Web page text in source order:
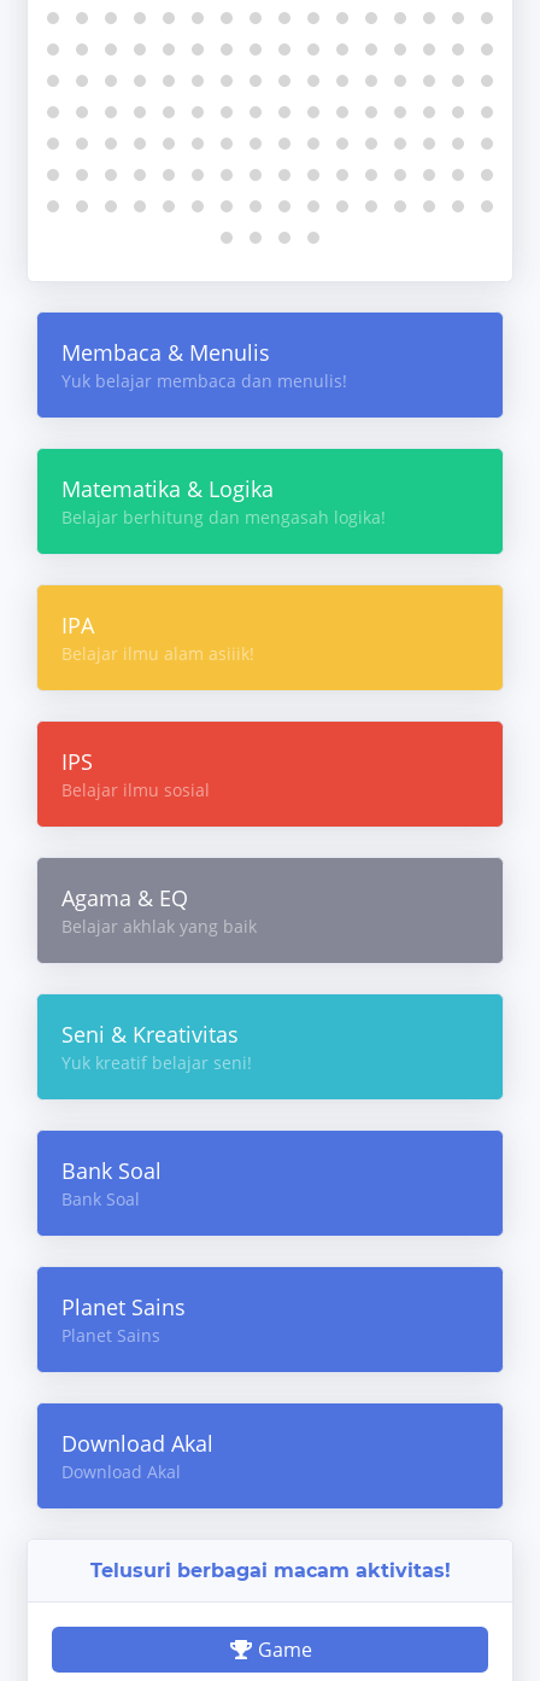
Membaca & Menulis
Yuk belajar membaca dan menulis!
Matematika & Logika
Belajar berhitung dan mengasah logika!
IPA
Belajar ilmu alam asiiik!
IPS
Belajar ilmu sosial
Agama & EQ
Belajar akhlak yang baik
Seni & Kreativitas
Yuk kreatif belajar seni!
Bank Soal
Bank Soal
Planet Sains
Planet Sains
Download Akal
Download Akal
Telusuri berbagai macam aktivitas!
Game